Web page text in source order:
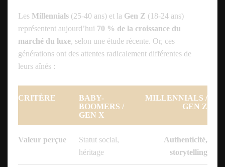
Les Millennials(25-40 ans) et la Gen Z (18-24 ans)
représentent aujourd’hui 70 % de la croissance du
marché du luxe, selon une étude récente. Or, ces
générations ont des attentes radicalement différentes de
leurs aînés :
CRITÈRE
BABY-
BOOMERS /
GEN X
MILLENNIALS /
GEN Z
Valeur perçue
Statut social,
héritage
Authenticité,
storytelling